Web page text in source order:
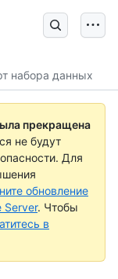
набора данных
прекращена
не будут
Для
обновление
Server. Чтобы
в